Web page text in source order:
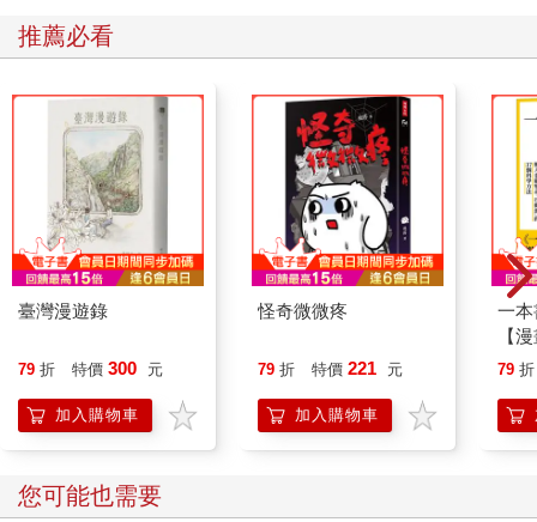
推薦必看
臺灣漫遊錄
79 折 特價 300 元
加入購物車
怪奇微微疼
79 折 特價 221 元
加入購物車
一
【
行
「
學方
79 折
您可能也需要